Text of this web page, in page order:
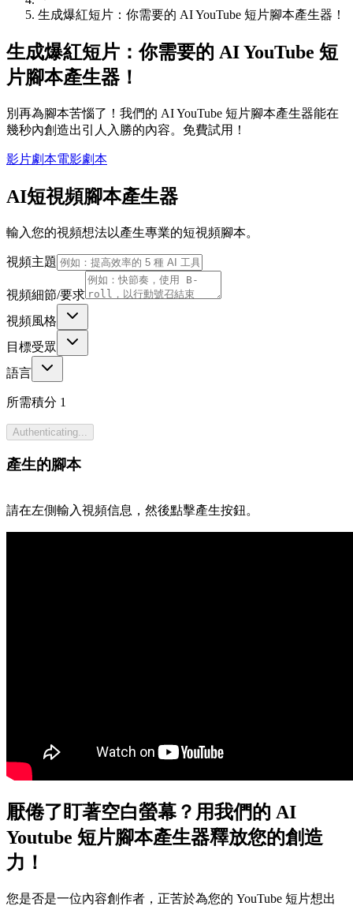
生成爆紅短片：你需要的 AI YouTube 短片腳本產生器！
生成爆紅短片：你需要的 AI YouTube 短
片腳本產生器！
別再為腳本苦惱了！我們的 AI YouTube 短片腳本產生器能在
幾秒內創造出引人入勝的內容。免費試用！
影片劇本電影劇本
AI短視頻腳本產生器
輸入您的視頻想法以產生專業的短視頻腳本。
視頻主題
視頻細節/要求
視頻風格
目標受眾
語言
所需積分 1
Authenticating...
產生的腳本
請在左側輸入視頻信息，然後點擊產生按鈕。
厭倦了盯著空白螢幕？用我們的 AI
Youtube 短片腳本產生器釋放您的創造
力！
您是否是一位內容創作者，正苦於為您的 YouTube 短片想出